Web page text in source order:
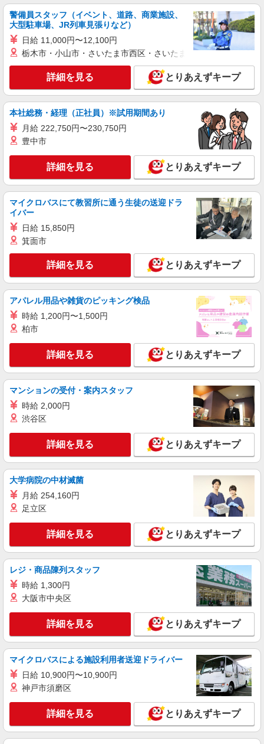
警備員スタッフ（イベント、道路、商業施設、
大型駐車場、JR列車見張りなど）
日給 11,000円〜12,100円
栃木市・小山市・さいたま市西区・さいたま市岩槻区・久喜市・
詳細を見る とりあえずキープ
本社総務・経理（正社員）※試用期間あり
月給 222,750円〜230,750円
豊中市
詳細を見る とりあえずキープ
マイクロバスにて教習所に通う生徒の送迎ドラ
イバー
日給 15,850円
箕面市
詳細を見る とりあえずキープ
アパレル用品や雑貨のピッキング検品
時給 1,200円〜1,500円
柏市
詳細を見る とりあえずキープ
マンションの受付・案内スタッフ
時給 2,000円
渋谷区
詳細を見る とりあえずキープ
大学病院の中材滅菌
月給 254,160円
足立区
詳細を見る とりあえずキープ
レジ・商品陳列スタッフ
時給 1,300円
大阪市中央区
詳細を見る とりあえずキープ
マイクロバスによる施設利用者送迎ドライバー
日給 10,900円〜10,900円
神戸市須磨区
詳細を見る とりあえずキープ